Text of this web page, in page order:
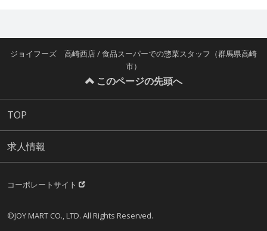
ジョイフーズ 高崎西店 / 食品スーパーでの惣菜スタッフ（群馬県高崎
市）
このページの先頭へ
TOP
求人情報
コーポレートサイト
©JOY MART CO., LTD. All Rights Reserved.